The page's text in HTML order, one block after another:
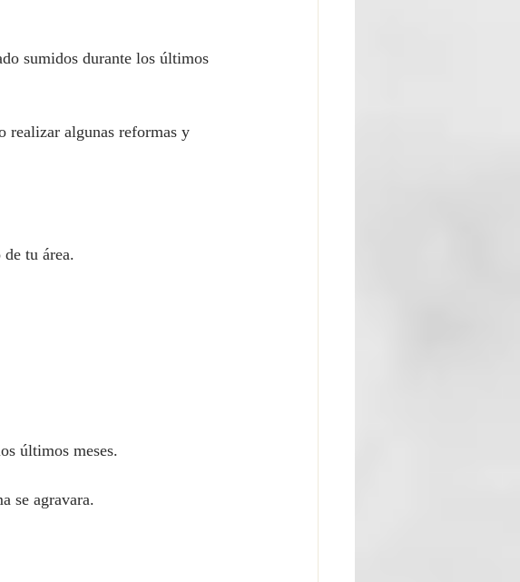
sumidos durante los últimos
realizar algunas reformas y
tu área.
últimos meses.
se agravara.